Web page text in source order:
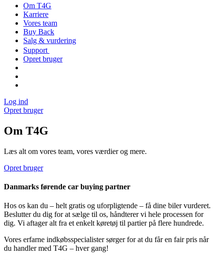
Om T4G
Karriere
Vores team
Buy Back
Salg & vurdering
Support
Opret bruger
Log ind
Opret bruger
Om T4G
Læs alt om vores team, vores værdier og mere.
Opret bruger
Danmarks førende car buying partner
Hos os kan du – helt gratis og uforpligtende – få dine biler vurderet.
Beslutter du dig for at sælge til os, håndterer vi hele processen for
dig. Vi aftager alt fra et enkelt køretøj til partier på flere hundrede.
Vores erfarne indkøbsspecialister sørger for at du får en fair pris når
du handler med T4G – hver gang!